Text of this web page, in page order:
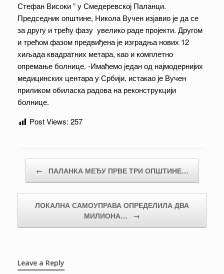
Стефан Високи ” у Смедеревској Паланци.
Председник општине, Никола Вучен изјавио је да се
за другу и трећу фазу увелико раде пројекти. Другом
и трећом фазом предвиђена је изградња нових 12
хиљада квадратних метара, као и комплетно
опремање болнице. -Имаћемо један од најмодернијих
медицинских центара у Србији, истакао је Вучен
приликом обиласка радова на реконструкцији
болнице.
Post Views: 257
← ПАЛАНКА МЕЂУ ПРВЕ ТРИ ОПШТИНЕ…
ЛОКАЛНА САМОУПРАВА ОПРЕДЕЛИЛА ДВА
МИЛИОНА…
→
Leave a Reply